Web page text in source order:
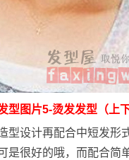
型图片5-烫发发型（上下
型设计再配合中短发形
是很好的哦，而配合简